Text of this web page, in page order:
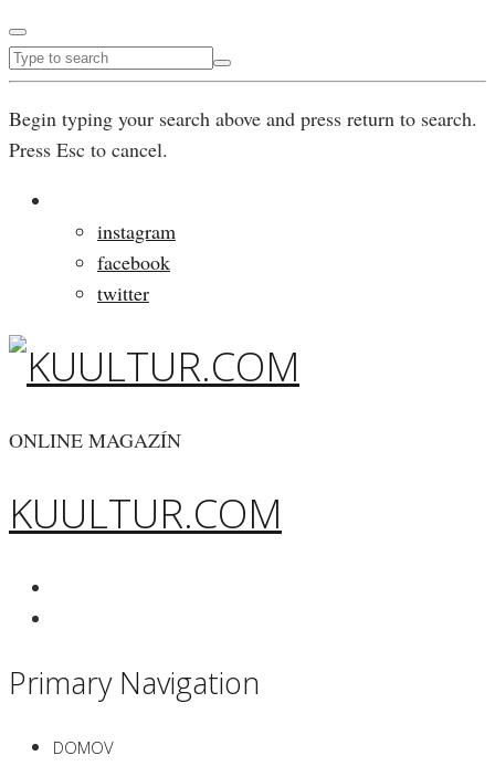
Begin typing your search above and press return to search.
Press Esc to cancel.
instagram
facebook
twitter
ONLINE MAGAZÍN
KUULTUR.COM
Primary Navigation
DOMOV